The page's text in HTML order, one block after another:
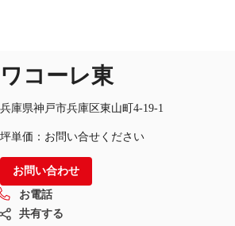
オフィス・事務所
倉庫・物流センター
地図検索
記事
JP
ワコーレ東
兵庫県神戸市兵庫区東山町4-19-1
坪単価：お問い合せください
お問い合わせ
お電話
共有する